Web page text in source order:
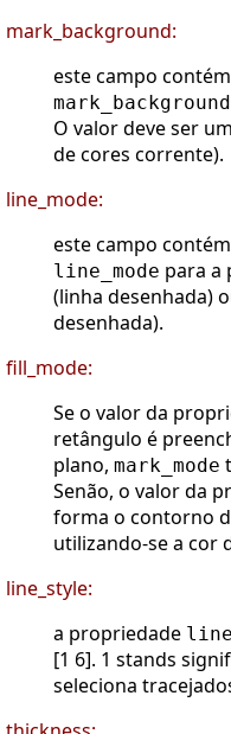
mark_background:
este campo
mark_background
O valor deve ser
de cores corrente).
line_mode:
este campo
line_mode para a
(linha desenhada)
desenhada).
fill_mode:
Se o valor da
retângulo é
plano, mark_mode
Senão, o valor da
forma o contorno
utilizando-se a cor
line_style:
a propriedade
[1 6]. 1 stands
seleciona